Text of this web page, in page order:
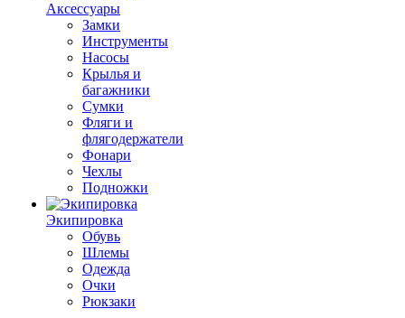
Аксессуары
Замки
Инструменты
Насосы
Крылья и
багажники
Сумки
Фляги и
флягодержатели
Фонари
Чехлы
Подножки
Экипировка
Обувь
Шлемы
Одежда
Очки
Рюкзаки